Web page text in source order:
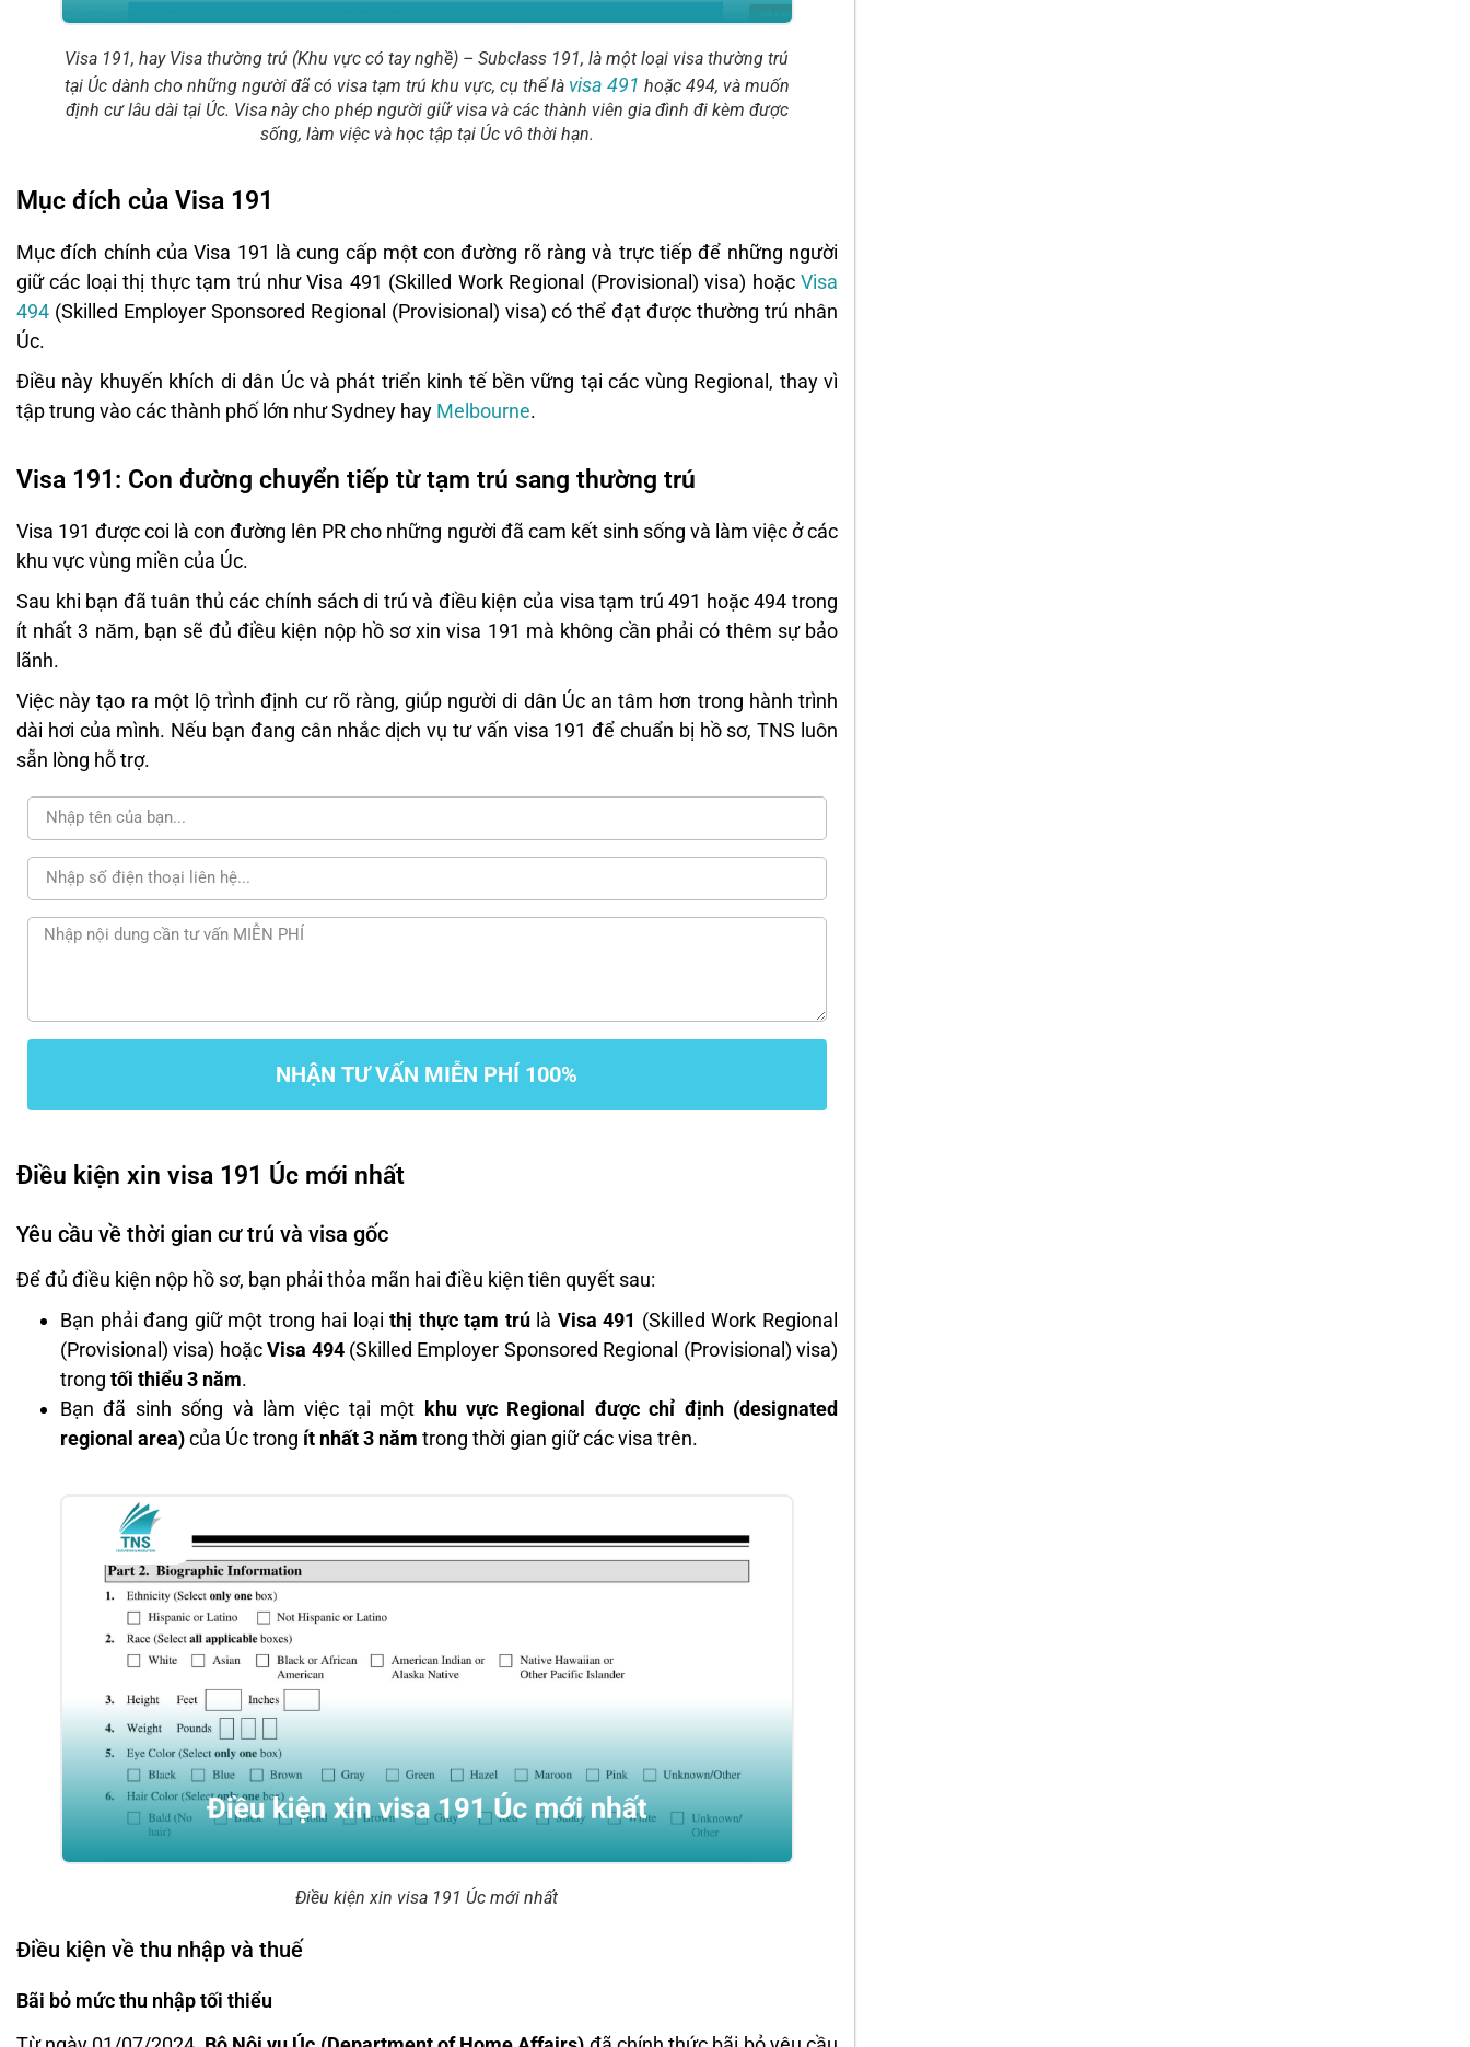
Visa 191, hay Visa thường trú (Khu vực có tay nghề) – Subclass 191, là một loại visa thường trú
tại Úc dành cho những người đã có visa tạm trú khu vực, cụ thể là visa 491 hoặc 494, và muốn
định cư lâu dài tại Úc. Visa này cho phép người giữ visa và các thành viên gia đình đi kèm được
sống, làm việc và học tập tại Úc vô thời hạn.
Mục đích của Visa 191
Mục đích chính của Visa 191 là cung cấp một con đường rõ ràng và trực tiếp để những người
giữ các loại thị thực tạm trú như Visa 491 (Skilled Work Regional (Provisional) visa) hoặc Visa
494 (Skilled Employer Sponsored Regional (Provisional) visa) có thể đạt được thường trú nhân
Úc.
Điều này khuyến khích di dân Úc và phát triển kinh tế bền vững tại các vùng Regional, thay vì
tập trung vào các thành phố lớn như Sydney hay Melbourne.
Visa 191: Con đường chuyển tiếp từ tạm trú sang thường trú
Visa 191 được coi là con đường lên PR cho những người đã cam kết sinh sống và làm việc ở các
khu vực vùng miền của Úc.
Sau khi bạn đã tuân thủ các chính sách di trú và điều kiện của visa tạm trú 491 hoặc 494 trong
ít nhất 3 năm, bạn sẽ đủ điều kiện nộp hồ sơ xin visa 191 mà không cần phải có thêm sự bảo
lãnh.
Việc này tạo ra một lộ trình định cư rõ ràng, giúp người di dân Úc an tâm hơn trong hành trình
dài hơi của mình. Nếu bạn đang cân nhắc dịch vụ tư vấn visa 191 để chuẩn bị hồ sơ, TNS luôn
sẵn lòng hỗ trợ.
NHẬN TƯ VẤN MIỄN PHÍ 100%
Điều kiện xin visa 191 Úc mới nhất
Yêu cầu về thời gian cư trú và visa gốc
Để đủ điều kiện nộp hồ sơ, bạn phải thỏa mãn hai điều kiện tiên quyết sau:
Bạn phải đang giữ một trong hai loạithị thực tạm trúlà Visa 491 (Skilled Work Regional
(Provisional) visa) hoặcVisa 494(Skilled Employer Sponsored Regional (Provisional) visa)
trong tối thiểu 3 năm.
Bạn đã sinh sống và làm việc tại một khu vực Regional được chỉ định (designated
regional area)của Úc trong ít nhất 3 năm trong thời gian giữ các visa trên.
Điều kiện xin visa 191 Úc mới nhất
Điều kiện về thu nhập và thuế
Bãi bỏ mức thu nhập tối thiểu